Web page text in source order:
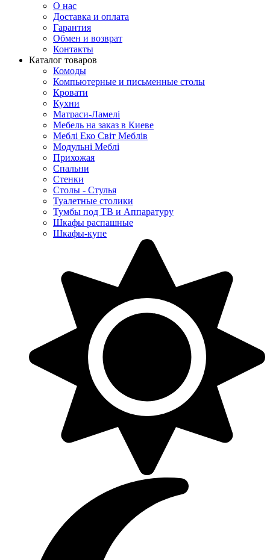
О нас
Доставка и оплата
Гарантия
Обмен и возврат
Контакты
Каталог товаров
Комоды
Компьютерные и письменные столы
Кровати
Кухни
Матраси-Ламелі
Мебель на заказ в Киеве
Меблі Еко Світ Меблів
Модульні Меблі
Прихожая
Спальни
Стенки
Столы - Стулья
Туалетные столики
Тумбы под ТВ и Аппаратуру
Шкафы распашные
Шкафы-купе